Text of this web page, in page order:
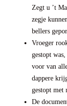
Zegt u ’t
zegje
bellers
Vroeger
gestopt
voor van
dappere
gestopt met
De